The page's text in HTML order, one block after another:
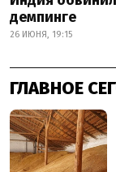
демпинге
26 ИЮНЯ, 19:15
ГЛАВНОЕ